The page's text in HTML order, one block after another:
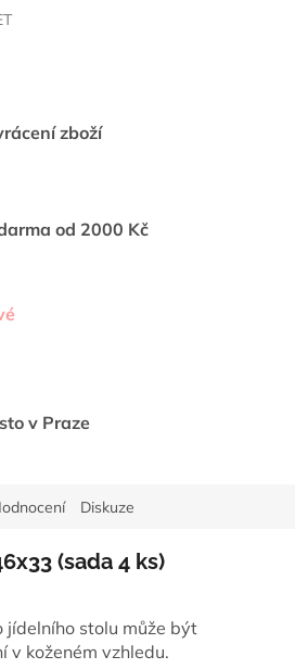
zboží
od 2000 Kč
v Praze
Diskuze
(sada 4 ks)
jídelního stolu může být
v koženém vzhledu.